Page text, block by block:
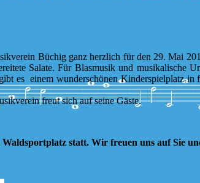
Büchig ganz herzlich für den 29. Mai
Salate. Für Blasmusik und musikalische
es einem wunderschönen Kinderspielplatz
freut sich auf seine Gäste.
statt. Wir freuen uns auf Sie